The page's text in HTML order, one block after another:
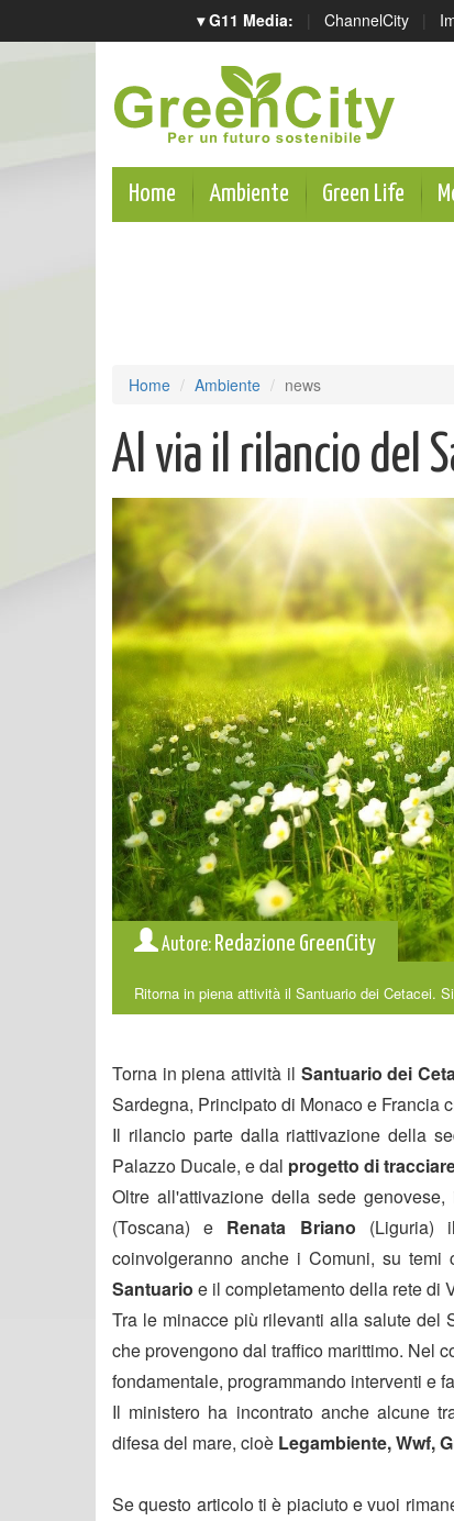
▾ G11 Media: | ChannelCity |
Home Ambiente Green Life
Home Ambiente news
Al via il rilancio del
Autore: Redazione GreenCity
Ritorna in piena attività il Santuario dei Cetacei.
Torna in piena attività il Santuario dei
Sardegna, Principato di Monaco e Francia
Il rilancio parte dalla riattivazione della
Palazzo Ducale, e dal progetto di
Oltre all'attivazione della sede
(Toscana) e Renata Briano (Liguria)
coinvolgeranno anche i Comuni, su temi
Santuario e il completamento della rete di
Tra le minacce più rilevanti alla salute del
che provengono dal traffico marittimo. Nel
fondamentale, programmando interventi e
Il ministero ha incontrato anche alcune
difesa del mare, cioè Legambiente, Wwf,
Se questo articolo ti è piaciuto e vuoi